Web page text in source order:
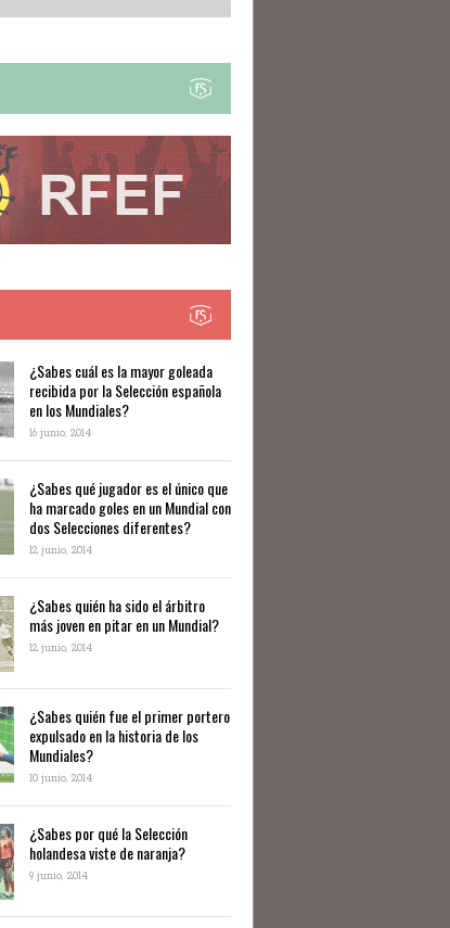
​​¿Sabes cuál es la mayor goleada
recibida por la Selección española
en los Mundiales?
16 junio, 2014
¿Sabes qué jugador es el único que
ha marcado goles en un Mundial con
dos Selecciones diferentes?
12 junio, 2014
¿Sabes quién ha sido el árbitro
más joven en pitar en un Mundial?
12 junio, 2014
¿Sabes quién fue el primer portero
expulsado en la historia de los
Mundiales?
10 junio, 2014
​¿Sabes por qué la Selección
holandesa viste de naranja?
9 junio, 2014